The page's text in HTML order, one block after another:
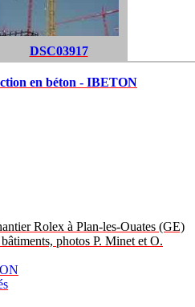
DSC03917
en béton - IBETON
Rolex à Plan-les-Ouates (GE)
photos P. Minet et O.